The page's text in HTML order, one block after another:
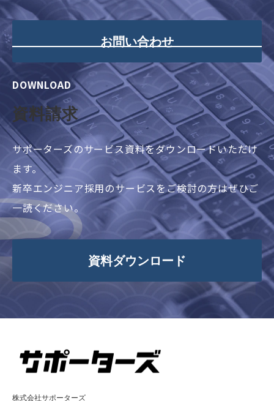
お問い合わせ
DOWNLOAD
資料請求
サポーターズのサービス資料をダウンロードいただけ
ます。
新卒エンジニア採用のサービスをご検討の方はぜひご
一読ください。
資料ダウンロード
株式会社サポーターズ